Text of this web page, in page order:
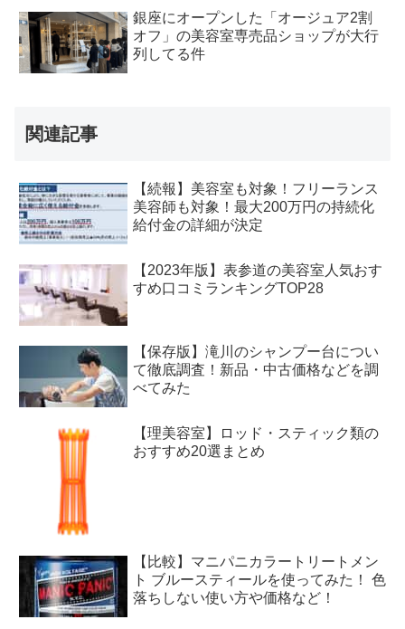
銀座にオープンした「オージュア2割
オフ」の美容室専売品ショップが大行
列してる件
関連記事
【続報】美容室も対象！フリーランス
美容師も対象！最大200万円の持続化
給付金の詳細が決定
【2023年版】表参道の美容室人気おす
すめ口コミランキングTOP28
【保存版】滝川のシャンプー台につい
て徹底調査！新品・中古価格などを調
べてみた
【理美容室】ロッド・スティック類の
おすすめ20選まとめ
【比較】マニパニカラートリートメン
ト ブルースティールを使ってみた！ 色
落ちしない使い方や価格など！